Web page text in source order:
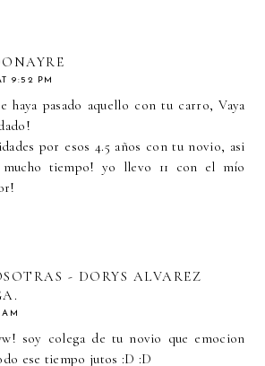
9:52 PM
haya pasado aquello con tu carro, Vaya
por esos 4.5 años con tu novio, asi
tiempo! yo llevo 11 con el mío
- DORYS ALVAREZ
soy colega de tu novio que emocion
ese tiempo jutos :D :D